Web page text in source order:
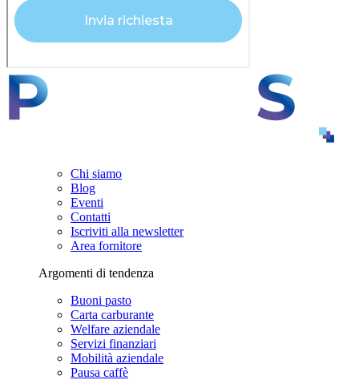
Chi siamo
Blog
Eventi
Contatti
Iscriviti alla newsletter
Area fornitore
Argomenti di tendenza
Buoni pasto
Carta carburante
Welfare aziendale
Servizi finanziari
Mobilità aziendale
Pausa caffè